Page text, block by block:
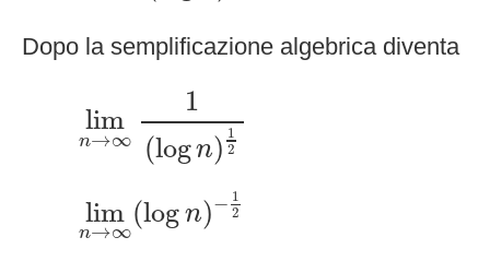
Dopo la semplificazione algebrica diventa
lim
n→∞
1
(logn) 1
2
1
lim
n→∞
(log n)− 1
2
→ log n